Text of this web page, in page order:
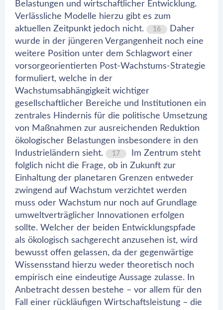
Belastungen und wirtschaftlicher Entwicklung.
Verlässliche Modelle hierzu gibt es zum
aktuellen Zeitpunkt jedoch nicht.
16
Daher
wurde in der jüngeren Vergangenheit noch eine
weitere Position unter dem Schlagwort einer
vorsorgeorientierten Post-Wachstums-Strategie
formuliert, welche in der
Wachstumsabhängigkeit wichtiger
gesellschaftlicher Bereiche und Institutionen ein
zentrales Hindernis für die politische Umsetzung
von Maßnahmen zur ausreichenden Reduktion
ökologischer Belastungen insbesondere in den
Industrieländern sieht.
17
Im Zentrum steht
folglich nicht die Frage, ob in Zukunft zur
Einhaltung der planetaren Grenzen entweder
zwingend auf Wachstum verzichtet werden
muss oder Wachstum nur noch auf Grundlage
umweltverträglicher Innovationen erfolgen
sollte. Welcher der beiden Entwicklungspfade
als ökologisch sachgerecht anzusehen ist, wird
bewusst offen gelassen, da der gegenwärtige
Wissensstand hierzu weder theoretisch noch
empirisch eine eindeutige Aussage zulasse. In
Anbetracht dessen bestehe – vor allem für den
Fall einer rückläufigen Wirtschaftsleistung – die